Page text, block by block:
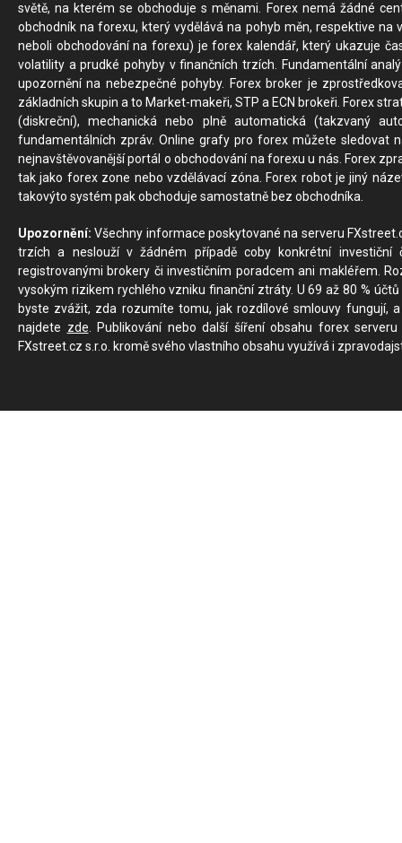
světě, na kterém se obchoduje s měnami. Forex nemá žádné
obchodník na forexu, který vydělává na pohyb měn, respektive
neboli obchodování na forexu) je forex kalendář, který ukazuje
volatility a prudké pohyby v finančních trzích. Fundamentální
upozornění na nebezpečné pohyby. Forex broker je
základních skupin a to Market-makeři, STP a ECN brokeři. Forex
(diskreční), mechanická nebo plně automatická (takzvaný
fundamentálních zpráv. Online grafy pro forex můžete sledovat
nejnavštěvovanější portál o obchodování na forexu u nás. Forex
tak jako forex zone nebo vzdělávací zóna. Forex robot je jiný
takovýto systém pak obchoduje samostatně bez obchodníka.
Upozornění: Všechny informace poskytované na serveru
trzích a neslouží v žádném případě coby konkrétní investiční
registrovanými brokery či investičním poradcem ani makléřem.
vysokým rizikem rychlého vzniku finanční ztráty. U 69 až 80 %
byste zvážit, zda rozumíte tomu, jak rozdílové smlouvy fungují,
najdete zde . Publikování nebo další šíření obsahu forex
FXstreet.cz s.r.o. kromě svého vlastního obsahu využívá i